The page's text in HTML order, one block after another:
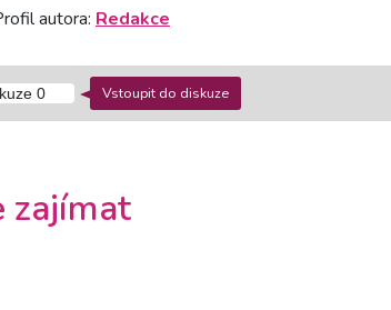
autora: Redakce
0 Vstoupit do diskuze
zajímat